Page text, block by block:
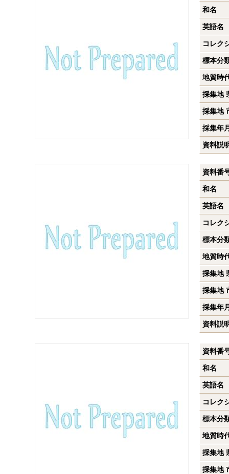
和名
英語名
コレク
標本分
地質時
採集地
採集地
採集年
資料説
資料番
和名
英語名
コレク
標本分
地質時
採集地
採集地
採集年
資料説
資料番
和名
英語名
コレク
標本分
地質時
採集地
採集地